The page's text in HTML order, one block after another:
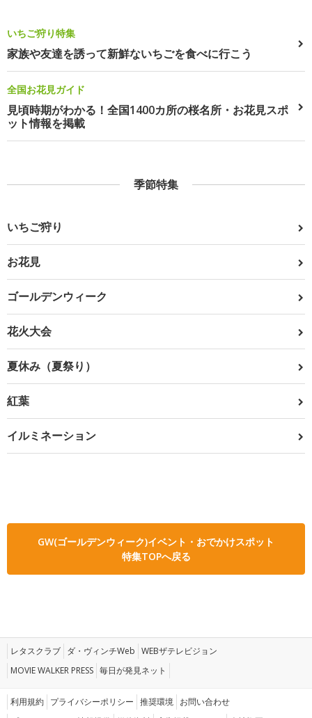
いちご狩り特集
家族や友達を誘って新鮮ないちごを食べに行こう
全国お花見ガイド
見頃時期がわかる！全国1400カ所の桜名所・お花見スポ
ット情報を掲載
季節特集
いちご狩り
お花見
ゴールデンウィーク
花火大会
夏休み（夏祭り）
紅葉
イルミネーション
GW(ゴールデンウィーク)イベント・おでかけスポット
特集TOPへ戻る
レタスクラブ ダ・ヴィンチWeb WEBザテレビジョン
MOVIE WALKER PRESS 毎日が発見ネット
利用規約 プライバシーポリシー 推奨環境 お問い合わせ